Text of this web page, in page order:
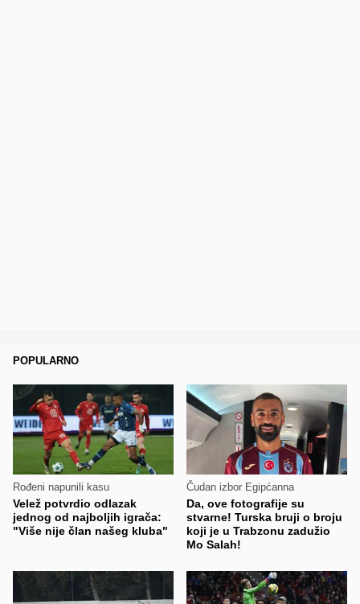
POPULARNO
Rođeni napunili kasu
Velež potvrdio odlazak
jednog od najboljih igrača:
"Više nije član našeg kluba"
Čudan izbor Egipćanna
Da, ove fotografije su
stvarne! Turska bruji o broju
koji je u Trabzonu zadužio
Mo Salah!